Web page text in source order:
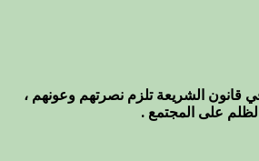
قانون الشريعة تلزم نصرتهم وعونهم ،
على المجتمع .